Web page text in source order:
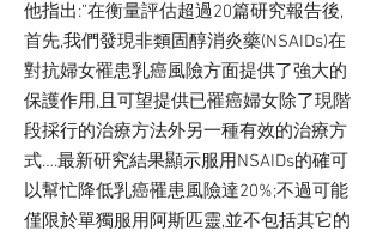
他指出:”在衡量評估超過20篇研究報告後,
首先,我們發現非類固醇消炎藥(NSAIDs)在
對抗婦女罹患乳癌風險方面提供了強大的
保護作用,且可望提供已罹癌婦女除了現階
段採行的治療方法外另一種有效的治療方
式….最新研究結果顯示服用NSAIDs的確可
以幫忙降低乳癌罹患風險達20%;不過可能
僅限於單獨服用阿斯匹靈,並不包括其它的